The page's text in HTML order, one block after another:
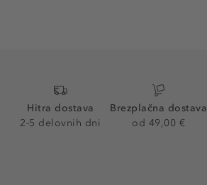
Hitra dostava
2-5 delovnih dni
Brezplačna dostava
od 49,00 €